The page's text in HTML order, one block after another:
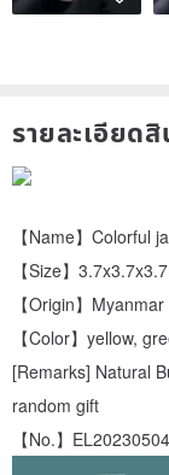
รายละเอียด
【Name】Colorful
【Size】
【Origin】Myanmar
【Color】yellow,
[Remarks] Natural
random gift
【No.】